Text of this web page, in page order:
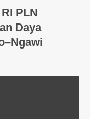
PLN
Daya